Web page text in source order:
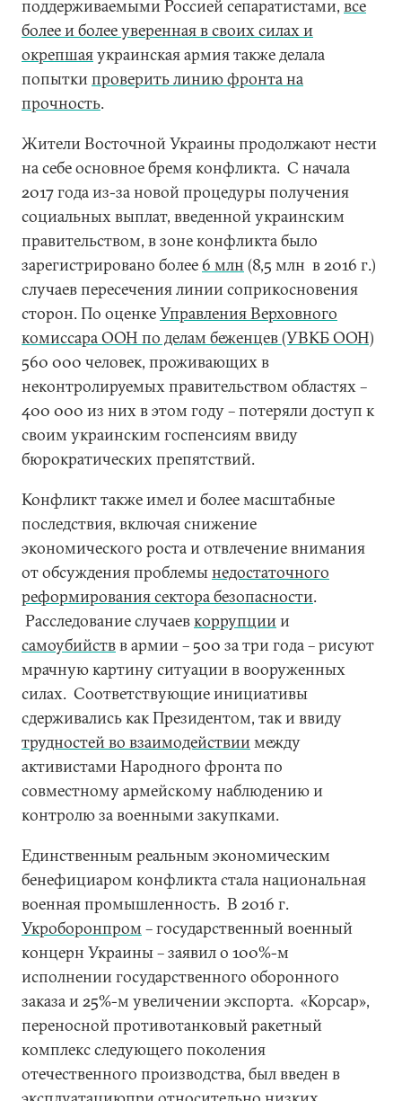
поддерживаемыми Россией сепаратистами, все
более и более уверенная в своих силах и
окрепшаяукраинская армия также делала
попыткипроверить линию фронта на
прочность.
Жители Восточной Украины продолжают нести
на себе основное бремя конфликта. С начала
2017 года из-за новой процедуры получения
социальных выплат, введенной украинским
правительством, в зоне конфликта было
зарегистрировано более 6 млн (8,5 млн в 2016 г.)
случаев пересечения линии соприкосновения
сторон. По оценкеУправления Верховного
комиссара ООН по делам беженцев (УВКБ ООН)
560 000 человек, проживающих в
неконтролируемых правительством областях –
400 000 из них в этом году – потеряли доступ к
своим украинским госпенсиям ввиду
бюрократических препятствий.
Конфликт также имел и более масштабные
последствия, включая снижение
экономического роста и отвлечение внимания
от обсуждения проблемынедостаточного
реформирования сектора безопасности.
Расследование случаевкоррупциии
самоубийствв армии – 500 за три года – рисуют
мрачную картину ситуации в вооруженных
силах. Соответствующие инициативы
сдерживались как Президентом, так и ввиду
трудностей во взаимодействиимежду
активистами Народного фронта по
совместному армейскому наблюдению и
контролю за военными закупками.
Единственным реальным экономическим
бенефициаром конфликта стала национальная
военная промышленность. В 2016 г.
Укроборонпром – государственный военный
концерн Украины – заявил о 100%-м
исполнении государственного оборонного
заказа и 25%-м увеличении экспорта. «Корсар»,
переносной противотанковый ракетный
комплекс следующего поколения
отечественного производства, был введен в